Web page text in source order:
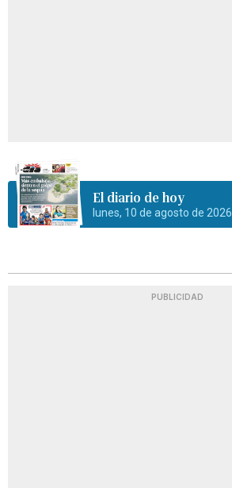
El diario de hoy
lunes, 10 de agosto de 2026
PUBLICIDAD